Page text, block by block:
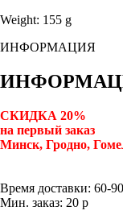
Weight: 155 g
ИНФОРМАЦИЯ
СКИДКА 20%
на первый заказ
Минск, Гродно,
Время доставки: 60-
Мин. заказ: 20 р